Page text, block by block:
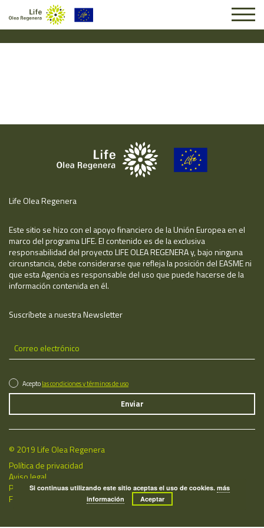
Solicitud #26796
Life Olea Regenera
Este sitio se hizo con el apoyo financiero de la Unión Europea en el
marco del programa LIFE. El contenido es de la exclusiva
responsabilidad del proyecto LIFE OLEA REGENERA y, bajo ninguna
circunstancia, debe considerarse que refleja la posición del EASME ni
que esta Agencia es responsable del uso que puede hacerse de la
información contenida en él.
Suscríbete a nuestra Newsletter
Aceptolas condiciones y términos de uso
© 2019 Life Olea Regenera
Política de privacidad
Aviso legal
Política de cookies
Fecha de última actualización: 07/08/2026
Si continuas utilizando este sitio aceptas el uso de cookies.más
información
Aceptar